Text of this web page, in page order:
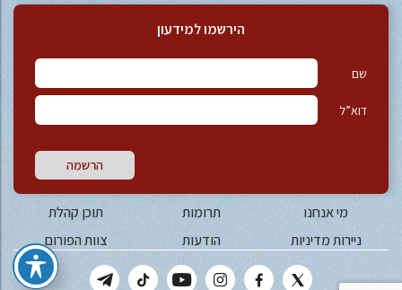
הירשמו למידעון
שם
דוא”ל
הרשמה
מי אנחנו תרומות
תוכן קהלת
ניירות מדיניות
הודעות צוות הפורום